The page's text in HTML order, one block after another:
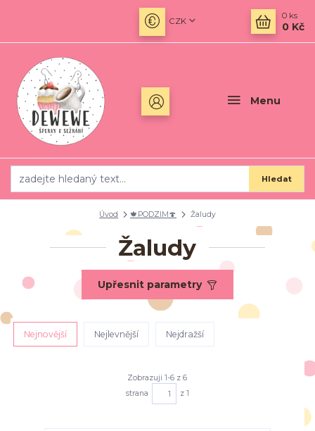
Menu
CZK
Hledat
0 ks
0 Kč
Úvod 🍁PODZIM🍄 Žaludy
Žaludy
Upřesnit parametry
Nejnovější Nejlevnější Nejdražší
Zobrazuji 1-6 z 6
strana
z 1